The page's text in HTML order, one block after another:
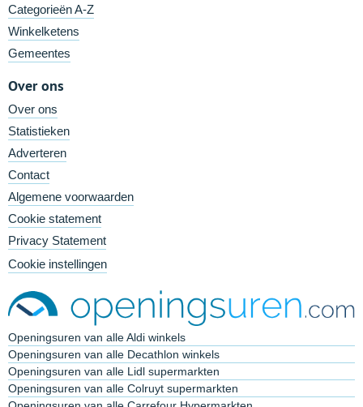
Categorieën A-Z
Winkelketens
Gemeentes
Over ons
Over ons
Statistieken
Adverteren
Contact
Algemene voorwaarden
Cookie statement
Privacy Statement
Cookie instellingen
Openingsuren van alle Aldi winkels
Openingsuren van alle Decathlon winkels
Openingsuren van alle Lidl supermarkten
Openingsuren van alle Colruyt supermarkten